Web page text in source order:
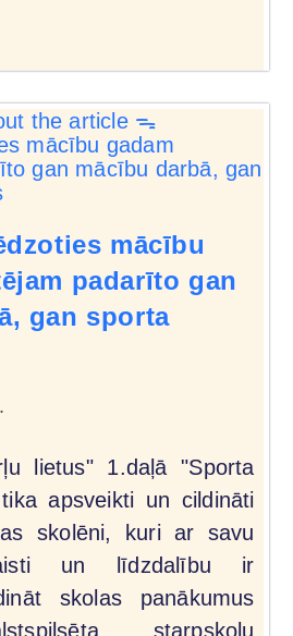
mācību
padarīto gan
gan sporta
lietus" 1.daļā "Sporta
apsveikti un cildināti
skolēni, kuri ar savu
un līdzdalību ir
skolas panākumus
starpskolu